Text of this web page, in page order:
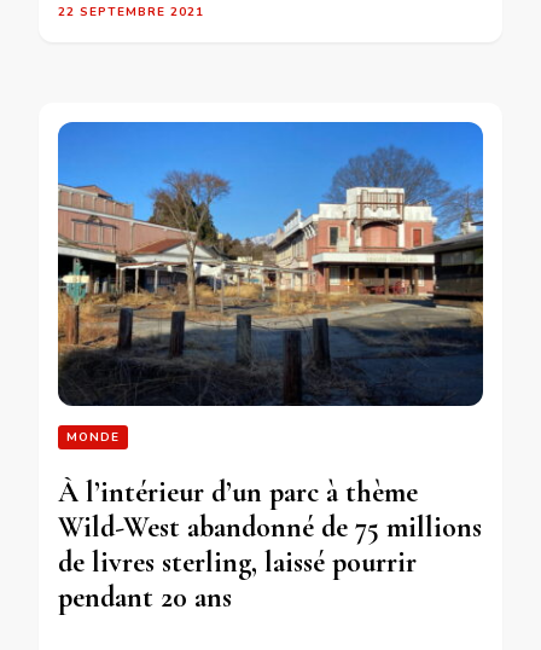
22 SEPTEMBRE 2021
MONDE
À l’intérieur d’un parc à thème
Wild-West abandonné de 75 millions
de livres sterling, laissé pourrir
pendant 20 ans